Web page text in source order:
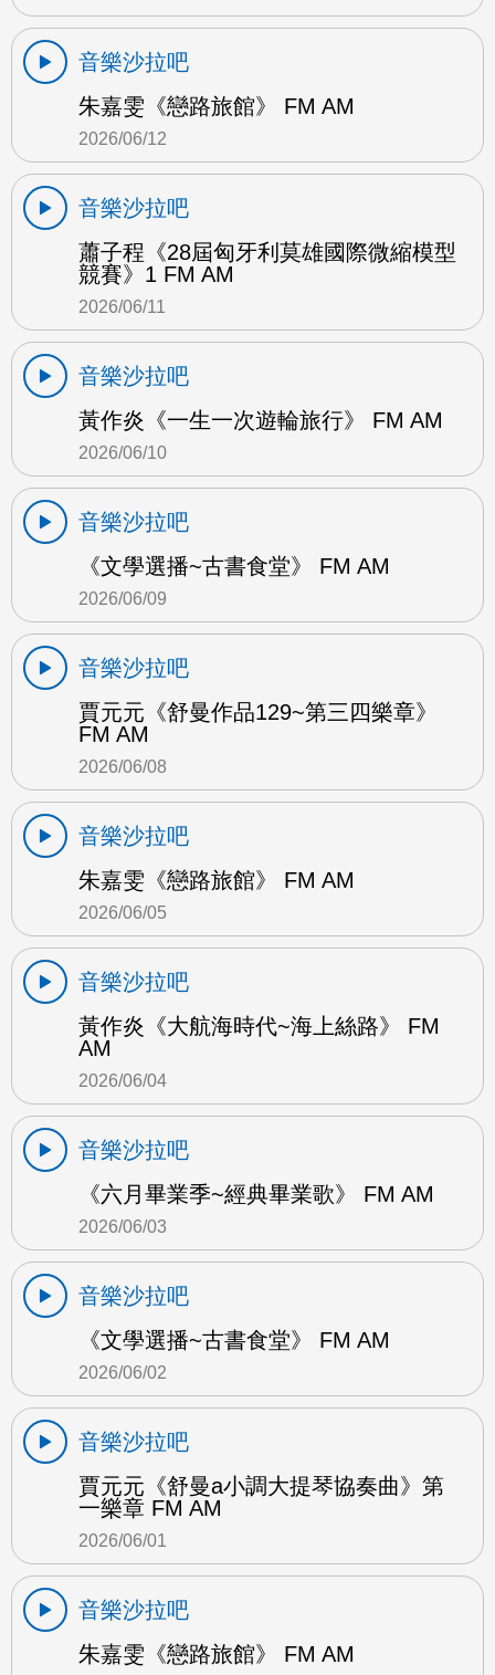
音樂沙拉吧
朱嘉雯《戀路旅館》 FM AM
2026/06/12
音樂沙拉吧
蕭子程《28屆匈牙利莫雄國際微縮模型
競賽》1 FM AM
2026/06/11
音樂沙拉吧
黃作炎《一生一次遊輪旅行》 FM AM
2026/06/10
音樂沙拉吧
《文學選播~古書食堂》 FM AM
2026/06/09
音樂沙拉吧
賈元元《舒曼作品129~第三四樂章》
FM AM
2026/06/08
音樂沙拉吧
朱嘉雯《戀路旅館》 FM AM
2026/06/05
音樂沙拉吧
黃作炎《大航海時代~海上絲路》 FM
AM
2026/06/04
音樂沙拉吧
《六月畢業季~經典畢業歌》 FM AM
2026/06/03
音樂沙拉吧
《文學選播~古書食堂》 FM AM
2026/06/02
音樂沙拉吧
賈元元《舒曼a小調大提琴協奏曲》第
一樂章 FM AM
2026/06/01
音樂沙拉吧
朱嘉雯《戀路旅館》 FM AM